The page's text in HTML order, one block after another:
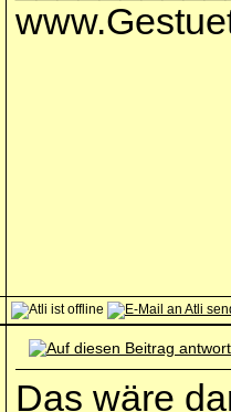
Das wäre